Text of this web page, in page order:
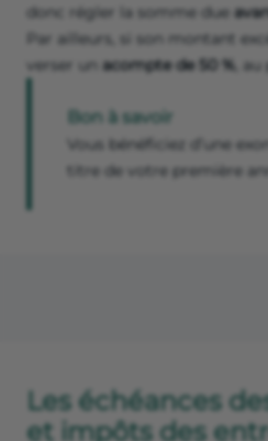
donc régler la somme due
Par ailleurs, si son montant
verser un acompte de 50 % ,
Bon à savoir
Vous bénéficiez d’une
titre de votre première
Les échéances
et impôts des